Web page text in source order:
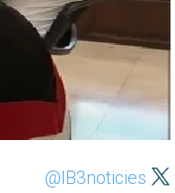
@IB3noticies